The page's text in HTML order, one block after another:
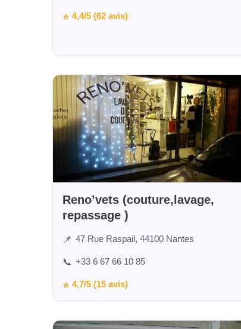
⭐ 4,4/5 (62 avis)
Reno’vets (couture,lavage,
repassage )
📌 47 Rue Raspail, 44100 Nantes
📞 +33 6 67 66 10 85
⭐ 4,7/5 (15 avis)